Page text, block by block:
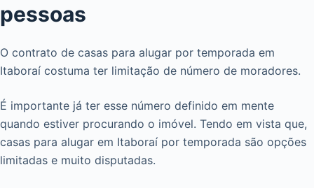
pessoas
O contrato de casas para alugar por temporada em
Itaboraí costuma ter limitação de número de moradores.
É importante já ter esse número definido em mente
quando estiver procurando o imóvel. Tendo em vista que,
casas para alugar em Itaboraí por temporada são opções
limitadas e muito disputadas.